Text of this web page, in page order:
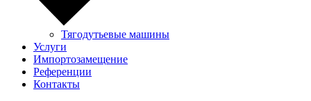
Тягодутьевые машины
Услуги
Импортозамещение
Референции
Контакты